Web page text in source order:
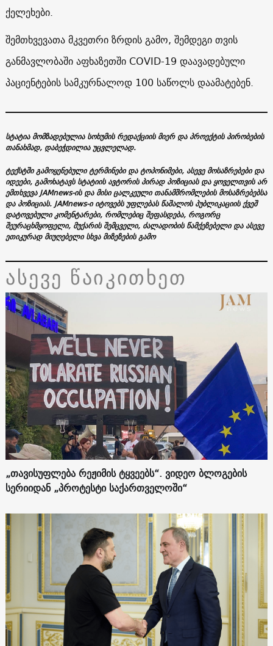
ქელეხები.
შემთხვევათა მკვეთრი ზრდის გამო, შემდეგი თვის
განმავლობაში აფხაზეთში COVID-19 დაავადებული
პაციენტების სამკურნალოდ 100 საწოლს დაამატებენ.
სტატია მომზადებულია სოხუმის რედაქციის მიერ და პროექტის პირობების
თანახმად, დაბეჭდილია უცვლელად.
ტექსტში გამოყენებული ტერმინები და ტოპონიმები, ასევე მოსაზრებები და
იდეები, გამოხატავს სტატიის ავტორის პირად პოზიციას და ყოველთვის არ
ემთხვევა JAMnews-ის და მისი ცალკეული თანამშრომლების მოსაზრებებსა
და პოზიციას. JAMnews-ი იტოვებს უფლებას წაშალოს პუბლიკაციის ქვეშ
დატოვებული კომენტარები, რომლებიც შეფასდება, როგორც
შეურაცხმყოფელი, მუქარის შემცველი, ძალადობის წამქეზებელი და ასევე
ეთიკურად მიუღებელი სხვა მიზეზების გამო
ასევე წაიკითხეთ
„თავისუფლება რეჟიმის ტყვეებს“. ვიდეო ბლოგების
სერიიდან „პროტესტი საქართველოში“